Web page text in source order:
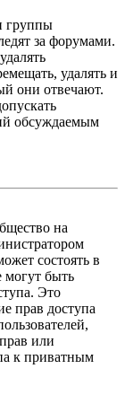
группы
за форумами.
удалять и
они отвечают.
обсуждаемым
на
состоять в
могут быть
Это
прав доступа
или
к приватным